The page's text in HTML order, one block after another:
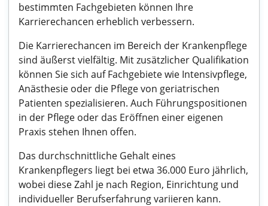
bestimmten Fachgebieten können Ihre
Karrierechancen erheblich verbessern.
Die Karrierechancen im Bereich der Krankenpflege
sind äußerst vielfältig. Mit zusätzlicher Qualifikation
können Sie sich auf Fachgebiete wie Intensivpflege,
Anästhesie oder die Pflege von geriatrischen
Patienten spezialisieren. Auch Führungspositionen
in der Pflege oder das Eröffnen einer eigenen
Praxis stehen Ihnen offen.
Das durchschnittliche Gehalt eines
Krankenpflegers liegt bei etwa 36.000 Euro jährlich,
wobei diese Zahl je nach Region, Einrichtung und
individueller Berufserfahrung variieren kann.